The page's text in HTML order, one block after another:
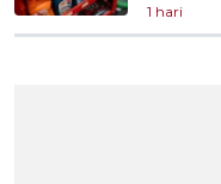
1 hari